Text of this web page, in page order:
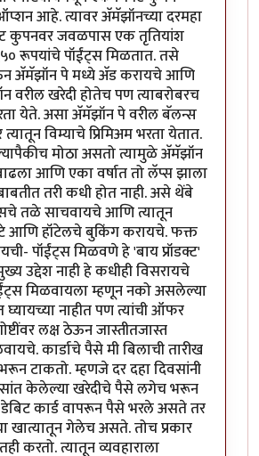
आहे. त्यावर अ‍ॅमॅझॉनच्या दरमहा
कुपनवर जवळपास एक तृतियांश
रूपयांचे पॉईंट्स मिळतात. तसे
अ‍ॅमॅझॉन पे मध्ये अ‍ॅड करायचे आणि
वरील खरेदी होतेच पण त्याबरोबरच
येते. असा अ‍ॅमॅझॉन पे वरील बॅलन्स
विम्याचे प्रिमिअम भरता येतात.
मोठा असतो त्यामुळे अ‍ॅमॅझॉन
आणि एका वर्षात तो लॅप्स झाला
तरी कधी होत नाही. असे थेंबे
तळे साचवायचे आणि त्यातून
आणि हॉटेलचे बुकिंग करायचे. फक्त
पॉईंट्स मिळवणे हे 'बाय प्रॉडक्ट'
उद्देश नाही हे कधीही विसरायचे
मिळवायला म्हणून नको असलेल्या
घ्यायच्या नाहीत पण त्यांची ऑफर
लक्ष ठेऊन जास्तीतजास्त
कार्डाचे पैसे मी बिलाची तारीख
टाकतो. म्हणजे दर दहा दिवसांनी
केलेल्या खरेदीचे पैसे लगेच भरून
कार्ड वापरून पैसे भरले असते तर
गेलेच असते. तोच प्रकार
करतो. त्यातून व्यवहाराला